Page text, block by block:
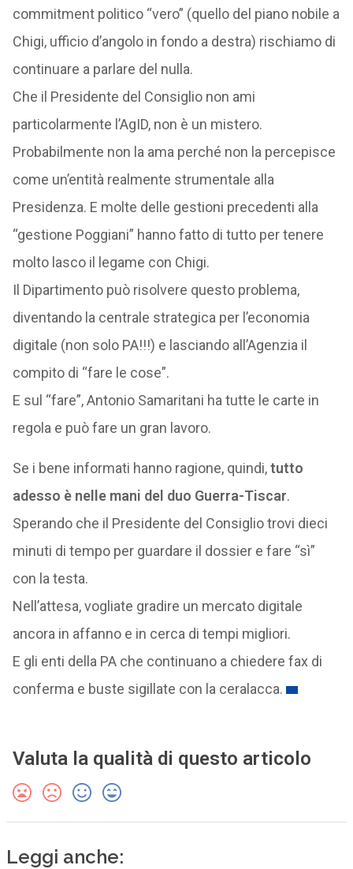
commitment politico “vero” (quello del piano nobile a
Chigi, ufficio d’angolo in fondo a destra) rischiamo di
continuare a parlare del nulla.
Che il Presidente del Consiglio non ami
particolarmente l’AgID, non è un mistero.
Probabilmente non la ama perché non la percepisce
come un’entità realmente strumentale alla
Presidenza. E molte delle gestioni precedenti alla
“gestione Poggiani” hanno fatto di tutto per tenere
molto lasco il legame con Chigi.
Il Dipartimento può risolvere questo problema,
diventando la centrale strategica per l’economia
digitale (non solo PA!!!) e lasciando all’Agenzia il
compito di “fare le cose”.
E sul “fare”, Antonio Samaritani ha tutte le carte in
regola e può fare un gran lavoro.
Se i bene informati hanno ragione, quindi,tutto
adesso è nelle mani del duo Guerra-Tiscar.
Sperando che il Presidente del Consiglio trovi dieci
minuti di tempo per guardare il dossier e fare “sì”
con la testa.
Nell’attesa, vogliate gradire un mercato digitale
ancora in affanno e in cerca di tempi migliori.
E gli enti della PA che continuano a chiedere fax di
conferma e buste sigillate con la ceralacca.
Valuta la qualità di questo articolo
Leggi anche: